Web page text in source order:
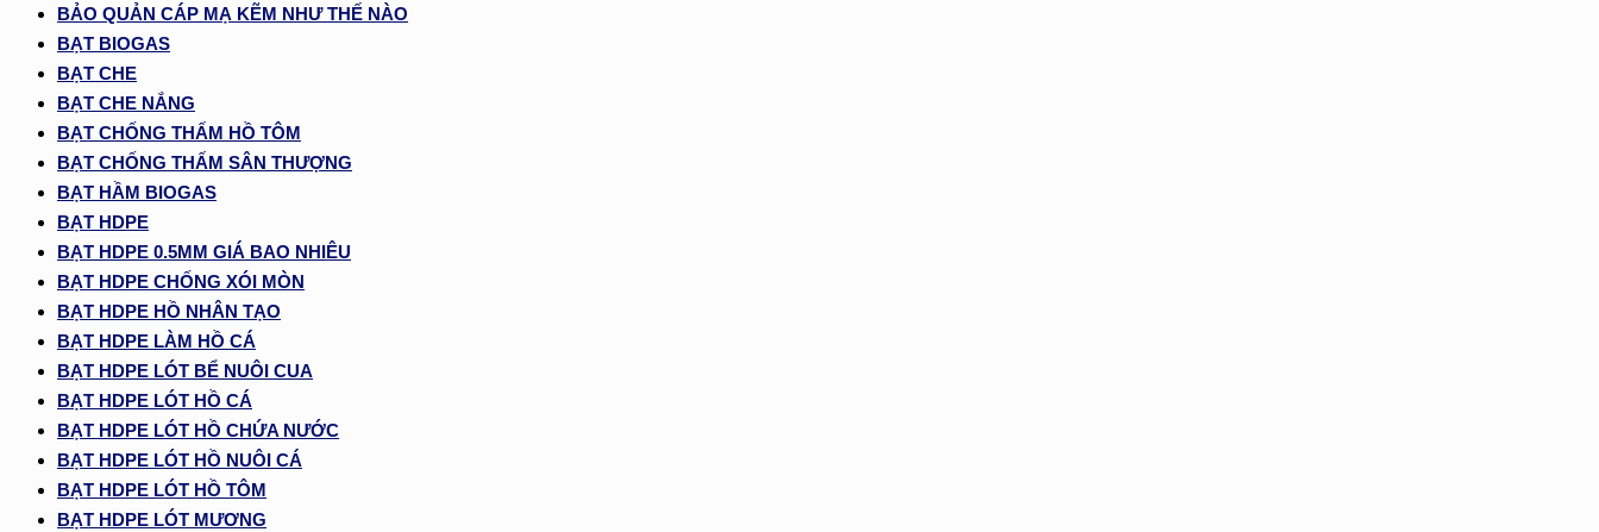
BẢO QUẢN CÁP MẠ KẼM NHƯ THẾ NÀO
BẠT BIOGAS
BẠT CHE
BẠT CHE NẮNG
BẠT CHỐNG THẤM HỒ TÔM
BẠT CHỐNG THẤM SÂN THƯỢNG
BẠT HẦM BIOGAS
BẠT HDPE
BẠT HDPE 0.5MM GIÁ BAO NHIÊU
BẠT HDPE CHỐNG XÓI MÒN
BẠT HDPE HỒ NHÂN TẠO
BẠT HDPE LÀM HỒ CÁ
BẠT HDPE LÓT BỂ NUÔI CUA
BẠT HDPE LÓT HỒ CÁ
BẠT HDPE LÓT HỒ CHỨA NƯỚC
BẠT HDPE LÓT HỒ NUÔI CÁ
BẠT HDPE LÓT HỒ TÔM
BẠT HDPE LÓT MƯƠNG